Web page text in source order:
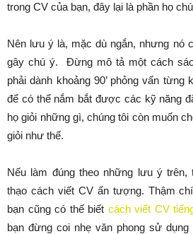
trong CV của bạn, đây lại là phần họ
Nên lưu ý là, mặc dù ngắn, nhưng nó
gây chú ý. Đừng mô tả một cách
phải dành khoảng 90’ phỏng vấn
để có thể nắm bắt được các kỹ năng
họ giỏi những gì, chúng tôi còn muốn
giỏi như thế.
Nếu làm đúng theo những lưu ý trên,
thạo cách viết CV ấn tượng. Thậm
bạn cũng có thế biết cách viết CV
bạn đừng coi nhẹ văn phong sử